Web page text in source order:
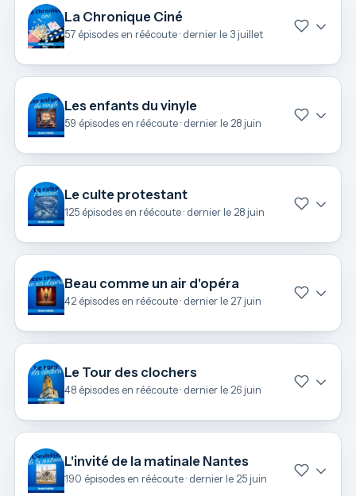
La Chronique Ciné
57 épisodes en réécoute · dernier le 3 juillet
Les enfants du vinyle
59 épisodes en réécoute · dernier le 28 juin
Le culte protestant
125 épisodes en réécoute · dernier le 28 juin
Beau comme un air d'opéra
42 épisodes en réécoute · dernier le 27 juin
Le Tour des clochers
48 épisodes en réécoute · dernier le 26 juin
L'invité de la matinale Nantes
190 épisodes en réécoute · dernier le 25 juin